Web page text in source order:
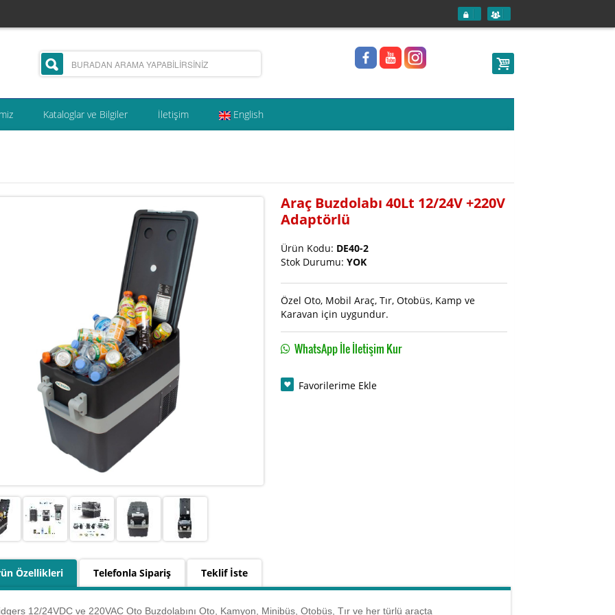
Kataloglar ve Bilgiler İletişim English
Araç Buzdolabı 40Lt 12/24V +220V
Adaptörlü
Ürün Kodu: DE40-2
Stok Durumu: YOK
Özel Oto, Mobil Araç, Tır, Otobüs, Kamp ve
Karavan için uygundur.
WhatsApp İle İletişim Kur
Favorilerime Ekle
Özellikleri Telefonla Sipariş Teklif İste
12/24VDC ve 220VAC Oto Buzdolabını Oto, Kamyon, Minibüs, Otobüs, Tır ve her türlü araçta